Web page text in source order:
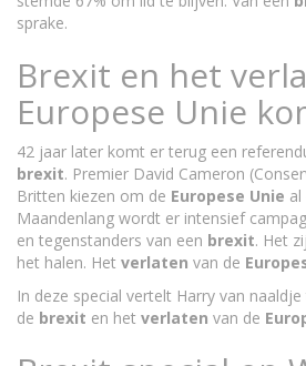
sprake.
Brexit en het
Europese Unie
42 jaar later komt er terug een
brexit. Premier David Cameron
Britten kiezen om de Europese Unie
Maandenlang wordt er intensief
en tegenstanders van een brexit. Het
het halen. Het verlaten van de
In deze special vertelt Harry van
de brexit en het verlaten van de